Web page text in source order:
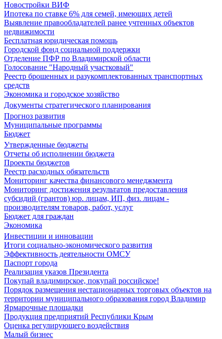
Новостройки ВИФ
Ипотека по ставке 6% для семей, имеющих детей
Выявление правообладателей ранее учтенных объектов
недвижимости
Бесплатная юридическая помощь
Городской фонд социальной поддержки
Отделение ПФР по Владимирской области
Голосование "Народный участковый"
Реестр брошенных и разукомплектованных транспортных
средств
Экономика и городское хозяйство
Документы стратегического планирования
Прогноз развития
Муниципальные программы
Бюджет
Утвержденные бюджеты
Отчеты об исполнении бюджета
Проекты бюджетов
Реестр расходных обязательств
Мониторинг качества финансового менеджмента
Мониторинг достижения результатов предоставления
субсидий (грантов) юр. лицам, ИП, физ. лицам -
производителям товаров, работ, услуг
Бюджет для граждан
Экономика
Инвестиции и инновации
Итоги социально-экономического развития
Эффективность деятельности ОМСУ
Паспорт города
Реализация указов Президента
Покупай владимирское, покупай российское!
Порядок размещения нестационарных торговых объектов на
территории муниципального образования город Владимир
Ярмарочные площадки
Продукция предприятий Республики Крым
Оценка регулирующего воздействия
Малый бизнес